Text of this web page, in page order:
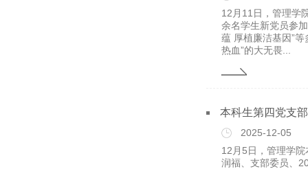
12月11日，管理学
余名学生新党员参
蕴 厚植廉洁基因”
热血”的大无畏...
本科生第四党支
2025-12-05
12月5日，管理学
润福、支部委员、